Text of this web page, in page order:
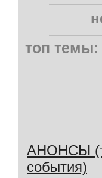
топ темы:
АНОНСЫ
события)